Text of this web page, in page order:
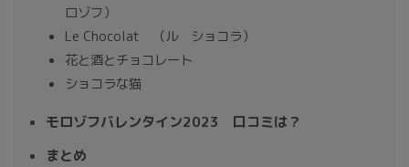
ロゾフ）
Le Chocolat （ル ショコラ）
花と酒とチョコレート
ショコラな猫
モロゾフバレンタイン2023 口コミは？
まとめ